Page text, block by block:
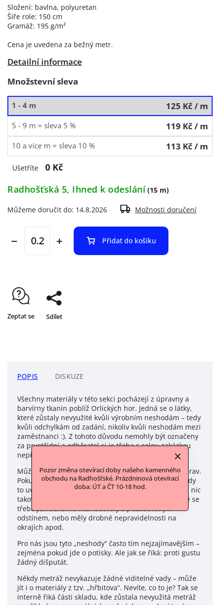
Pozor změna otevírací doby našeho kamenného
obchodu na Radhošťské. Prázdninová otevírací
doba: ÚT a ČT 10-18 hod.
Složení: bavlna, polyuretan
Šíře role: 150 cm
Gramáž: 195 g/m²
Cena je uvedena za bežný metr.
Detailní informace
Množstevní sleva
1 - 4 m 125 Kč/ m
5 - 9 m = sleva 5 % 119 Kč/ m
10 a více m = sleva 10 % 113 Kč/ m
Ušetříte
0 Kč
Radhošťská 5, Ihned k odeslání (15 m)
Můžeme doručit do: 14.8.2026 Možnosti doručení
Přidat do košíku
Zeptat se Sdílet
POPIS DISKUZE
Všechny materiály v této sekci pocházejí z úpravny a
barvírny tkanin poblíž Orlických hor. Jedná se o látky,
které zůstaly nevyužité kvůli výrobním neshodám – tedy
kvůli odchylkám od zadání, nikoliv kvůli neshodám mezi
zaměstnanci :). Z tohoto důvodu nemohly být označeny
za prvotřídní a odběratel si je třeba s celou zakázkou
nepřevzal.
Může se také jednat o zkušební metry tisků nebo úprav.
Pokud má materiál viditelnou či technickou vadu, vždy
to uvádíme u konkrétního produktu. Pokud u popisu nic
takového nenajdete, jedná se zpravidla o látky, které se
třeba jen barevně neshodovaly s požadovaným
odstínem, nebo měly drobné nepravidelnosti na
okrajích apod.
Pro nás jsou tyto „neshody“ často tím nejzajímavějším –
zejména pokud jde o potisky. Ale jak se říká: proti gustu
žádný dišputát.
Někdy metráž nevykazuje žádné viditelné vady – může
jít i o materiály z tzv. „hřbitova“. Nevíte, co to je? Tak se
interně řiká části skladu, kde zůstala nevyužitá metráž